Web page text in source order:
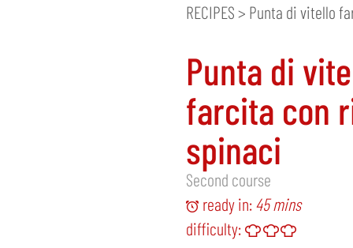
RECIPES > Punta di vitello
Punta di
farcita con
spinaci
Second course
ready in:45 mins
difficulty: